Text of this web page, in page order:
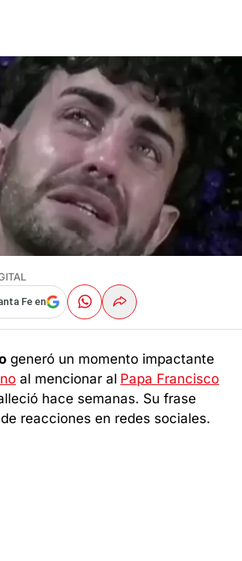
Fe en
generó un momento impactante
al mencionar al Papa Francisco
hace semanas. Su frase
reacciones en redes sociales.